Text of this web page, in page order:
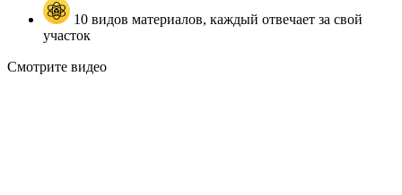
10 видов материалов, каждый отвечает за свой
участок
Смотрите видео